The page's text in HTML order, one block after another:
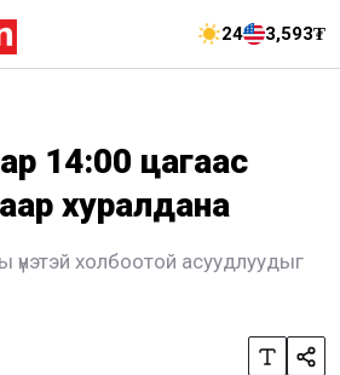
24 3,593₮
14:00 цагаас
хуралдана
үнэтэй холбоотой асуудлуудыг